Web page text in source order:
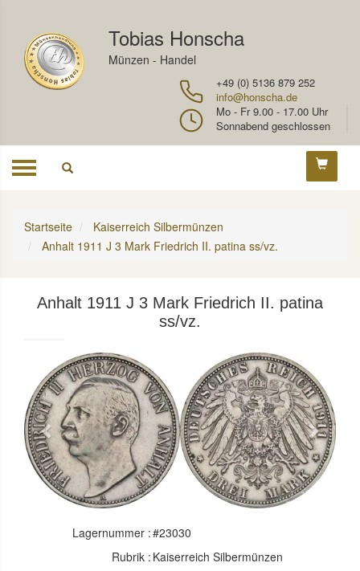
Tobias Honscha
Münzen - Handel
+49 (0) 5136 879 252
info@honscha.de
Mo - Fr 9.00 - 17.00 Uhr
Sonnabend geschlossen
Toggle
Startseite
Kaiserreich Silbermünzen
Anhalt 1911 J 3 Mark Friedrich II. patina ss/vz.
Anhalt 1911 J 3 Mark Friedrich II. patina
ss/vz.
Previous Next
Lagernummer :#23030
Rubrik : Kaiserreich Silbermünzen